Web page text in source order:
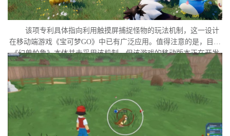
该项专利具体指向利用触摸屏捕捉怪物的玩法机制，这一设计
在移动端游戏《宝可梦GO》中已有广泛应用。值得注意的是，目前
《幻兽帕鲁》本体并未采用该机制，但该游戏的移动版本正在开发
中。外界普遍认为，这很可能是任天堂在当前时间点针对此项专利
发起诉讼的直接原因。